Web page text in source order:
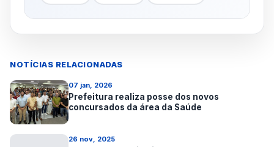
NOTÍCIAS RELACIONADAS
07 jan, 2026
Prefeitura realiza posse dos novos
concursados da área da Saúde
26 nov, 2025